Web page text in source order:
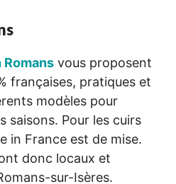
Romans vous proposent
françaises, pratiques et
modèles pour
saisons. Pour les cuirs
in France est de mise.
donc locaux et
sur-Isères.